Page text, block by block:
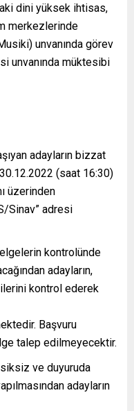
dini yüksek ihtisas,
merkezlerinde
unvanında görev
unvanında müktesibi
adayların bizzat
(saat 16:30)
üzerinden
Sinav” adresi
kontrolünde
adayların,
kontrol ederek
Başvuru
talep edilmeyecektir.
ve duyuruda
adayların